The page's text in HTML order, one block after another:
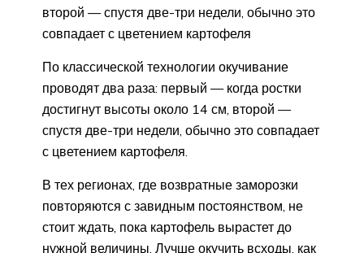
второй — спустя две-три недели, обычно это
совпадает с цветением картофеля
По классической технологии окучивание
проводят два раза: первый — когда ростки
достигнут высоты около 14 см, второй —
спустя две-три недели, обычно это совпадает
с цветением картофеля.
В тех регионах, где возвратные заморозки
повторяются с завидным постоянством, не
стоит ждать, пока картофель вырастет до
нужной величины. Лучше окучить всходы, как